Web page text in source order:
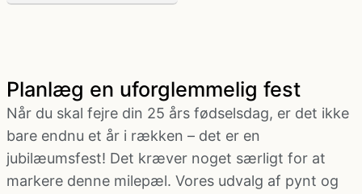
Planlæg en uforglemmelig fest
Når du skal fejre din 25 års fødselsdag, er det ikke
bare endnu et år i rækken – det er en
jubilæumsfest! Det kræver noget særligt for at
markere denne milepæl. Vores udvalg af pynt og